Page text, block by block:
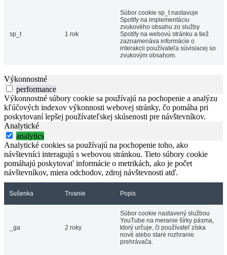
sp_t 1 rok
Súbor cookie sp_t nastavuje
Spotify na implementáciu
zvukového obsahu zo služby
Spotify na webovú stránku a tiež
zaznamenáva informácie o
interakcii používateľa súvisiacej so
zvukovým obsahom.
Výkonnostné
performance
Výkonnostné súbory cookie sa používajú na pochopenie a analýzu
kľúčových indexov výkonnosti webovej stránky, čo pomáha pri
poskytovaní lepšej používateľskej skúsenosti pre návštevníkov.
Analytické
analytics
Analytické cookies sa používajú na pochopenie toho, ako
návštevníci interagujú s webovou stránkou. Tieto súbory cookie
pomáhajú poskytovať informácie o metrikách, ako je počet
návštevníkov, miera odchodov, zdroj návštevnosti atď.
Sušenka Trvanie Popis
_ga 2 roky
Súbor cookie nastavený službou
YouTube na meranie šírky pásma,
ktorý určuje, či používateľ získa
nové alebo staré rozhranie
prehrávača.